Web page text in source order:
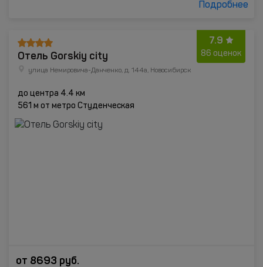
Подробнее
7.9
86 оценок
Отель Gorskiy city
улица Немировича-Данченко, д. 144а, Новосибирск
до центра 4.4 км
561 м от метро Студенческая
от 8693 руб.